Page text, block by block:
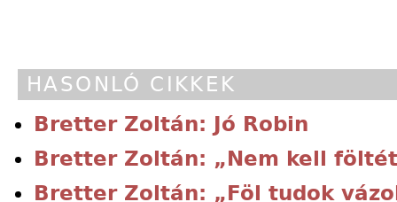
HASONLÓ CIKKEK
Bretter Zoltán: Jó Robin
Bretter Zoltán: „Nem kell
Bretter Zoltán: „Föl tudok